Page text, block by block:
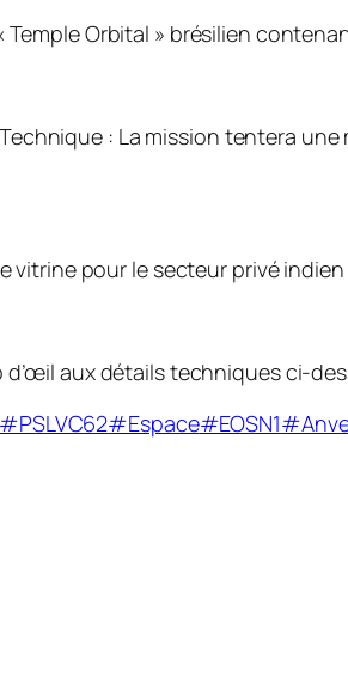
Temple Orbital » brésilien
Technique : La mission tentera
vitrine pour le secteur privé
aux détails techniques ci-
#PSLVC62#Espace#EOSN1